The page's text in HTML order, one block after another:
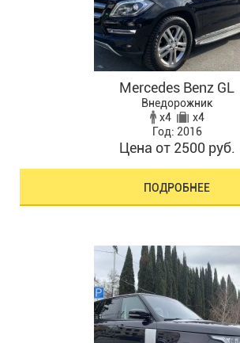
Mercedes Benz GL
Внедорожник
x4
x4
Год: 2016
Цена от 2500 руб.
ПОДРОБНЕЕ